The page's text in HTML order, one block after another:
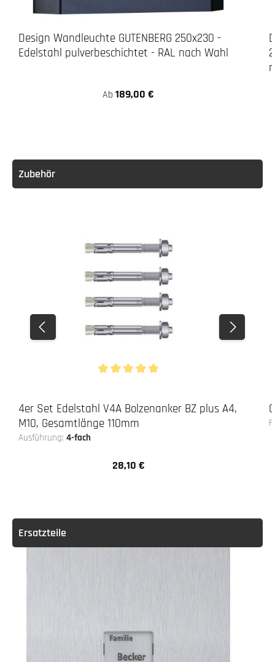
Design Wandleuchte GUTENBERG 250x230 -
Edelstahl pulverbeschichtet - RAL nach Wahl
Ab 189,00 €
Zubehör
4er Set Edelstahl V4A Bolzenanker BZ plus A4,
M10, Gesamtlänge 110mm
Ausführung:4-fach
Regulärer Preis:
28,10 €
Ersatzteile